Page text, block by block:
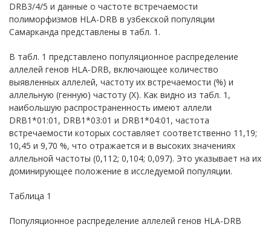
DRB3/4/5 и данные о частоте встречаемости
полиморфизмов HLA-DRB в узбекской популяции
Самарканда представлены в табл. 1.
В табл. 1 представлено популяционное распределение
аллелей генов HLA-DRB, включающее количество
выявленных аллелей, частоту их встречаемости (%) и
аллельную (генную) частоту (X). Как видно из табл. 1,
наибольшую распространенность имеют аллели
DRB1*01:01, DRB1*03:01 и DRB1*04:01, частота
встречаемости которых составляет соответственно 11,19;
10,45 и 9,70 %, что отражается и в высоких значениях
аллельной частоты (0,112; 0,104; 0,097). Это указывает на их
доминирующее положение в исследуемой популяции.
Таблица 1
Популяционное распределение аллелей генов HLA-DRB